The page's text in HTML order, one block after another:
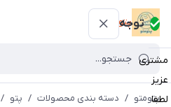
توجه
مشتری
عزیز
لطفا
پتومتو
پتومتو / دسته بندی محصولات / پتو /